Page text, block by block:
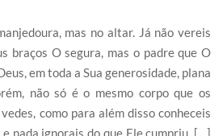
mas no altar. Já não vereis
braços O segura, mas o padre que O
em toda a Sua generosidade, plana
não só é o mesmo corpo que os
como para além disso conheceis
nada ignorais do que Ele cumpriu. […]